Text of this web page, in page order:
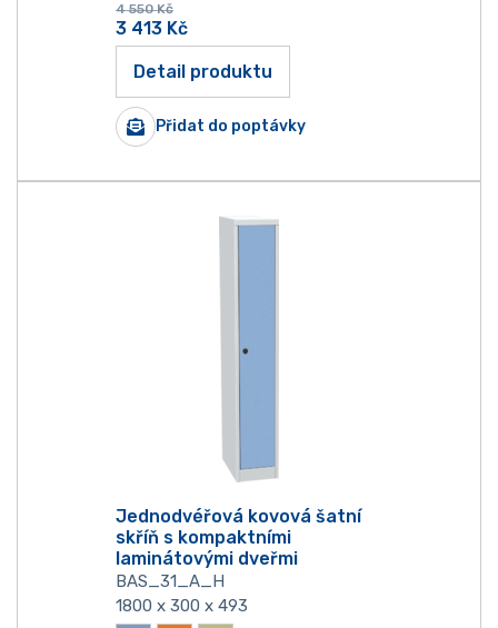
4 550 Kč
3 413 Kč
Detail produktu
Přidat do poptávky
Jednodvéřová kovová šatní
skříň s kompaktními
laminátovými dveřmi
BAS_31_A_H
1800 x 300 x 493